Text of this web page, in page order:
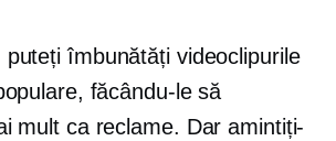
puteți îmbunătăți videoclipurile
făcându-le să
mult ca reclame. Dar amintiți-